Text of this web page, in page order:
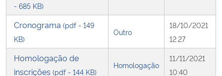
Advocacia-Geral da União
Banco Central do Brasil
- 685 KB)
Cronograma (pdf - 149
KB)
Outro
18/10/2021
12:27
Homologação de
inscrições (pdf - 144 KB)
Homologação
11/11/2021
10:40